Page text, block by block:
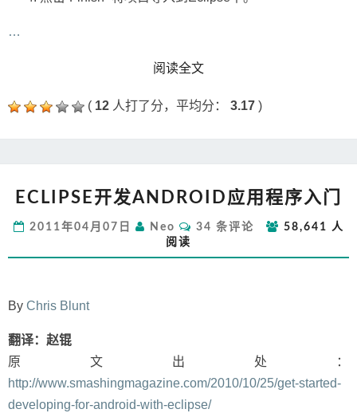
…
阅读全文READ MORE
( 12 人打了分，平均分： 3.17 )
开
ANDROID
应
ECLIPSE开发ANDROID应用程序入门
2011年04月07日 Neo
评
34 条评论
58,641 人
阅读
By Chris Blunt
翻译：赵锟
原文出处：
http://www.smashingmagazine.com/2010/10/25/get-started-
developing-for-android-with-eclipse/